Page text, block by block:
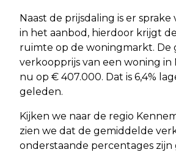
Naast de prijsdaling is er sprake
in het aanbod, hierdoor krijgt
ruimte op de woningmarkt. De
verkoopprijs van een woning
nu op € 407.000. Dat is 6,4%
geleden.
Kijken we naar de regio
zien we dat de gemiddelde
onderstaande percentages zijn